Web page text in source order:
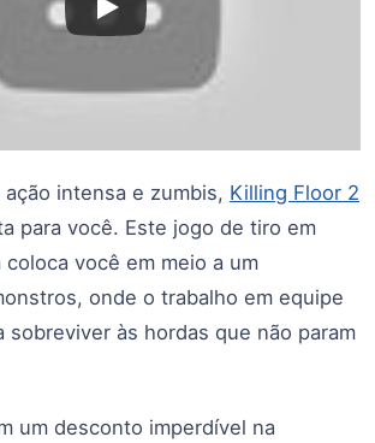
intensa e zumbis, Killing Floor 2
para você. Este jogo de tiro em
coloca você em meio a um
onde o trabalho em equipe
sobreviver às hordas que não param
um desconto imperdível na